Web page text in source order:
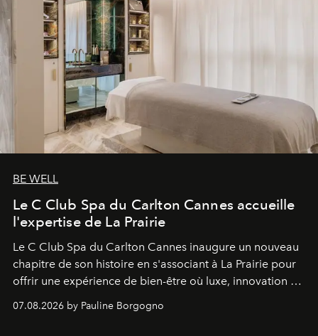
BE WELL
Le C Club Spa du Carlton Cannes accueille
l'expertise de La Prairie
Le C Club Spa du Carlton Cannes inaugure un nouveau
chapitre de son histoire en s'associant à La Prairie pour
offrir une expérience de bien-être où luxe, innovation et
expertise se rencontrent.
07.08.2026 by Pauline Borgogno